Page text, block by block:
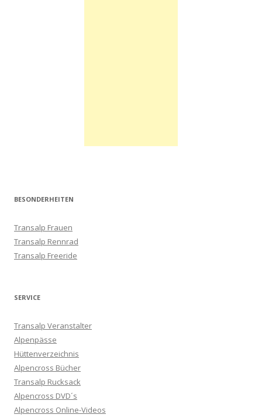
BESONDERHEITEN
Transalp Frauen
Transalp Rennrad
Transalp Freeride
SERVICE
Transalp Veranstalter
Alpenpässe
Hüttenverzeichnis
Alpencross Bücher
Transalp Rucksack
Alpencross DVD´s
Alpencross Online-Videos